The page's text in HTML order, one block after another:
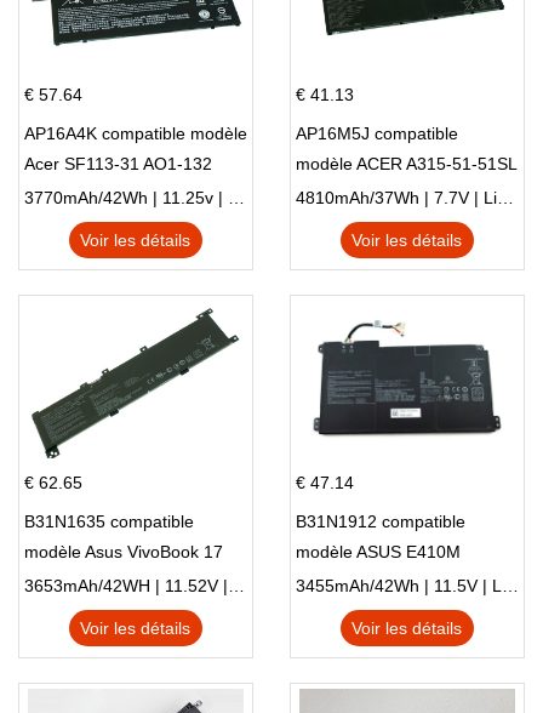
€ 57.64
AP16A4K compatible modèle
Acer SF113-31 AO1-132
NE132
3770mAh/42Wh | 11.25v | Li-ion ...
Voir les détails
€ 41.13
AP16M5J compatible
modèle ACER A315-51-51SL
N17Q1 SERIES
4810mAh/37Wh | 7.7V | Li-ion ...
Voir les détails
€ 62.65
B31N1635 compatible
modèle Asus VivoBook 17
X705NC X705UA X705UV
X705UN X705UD
3653mAh/42WH | 11.52V | Li-ion ...
Voir les détails
€ 47.14
B31N1912 compatible
modèle ASUS E410M
E410MA L410MA
3455mAh/42Wh | 11.5V | Li-ion ...
Voir les détails